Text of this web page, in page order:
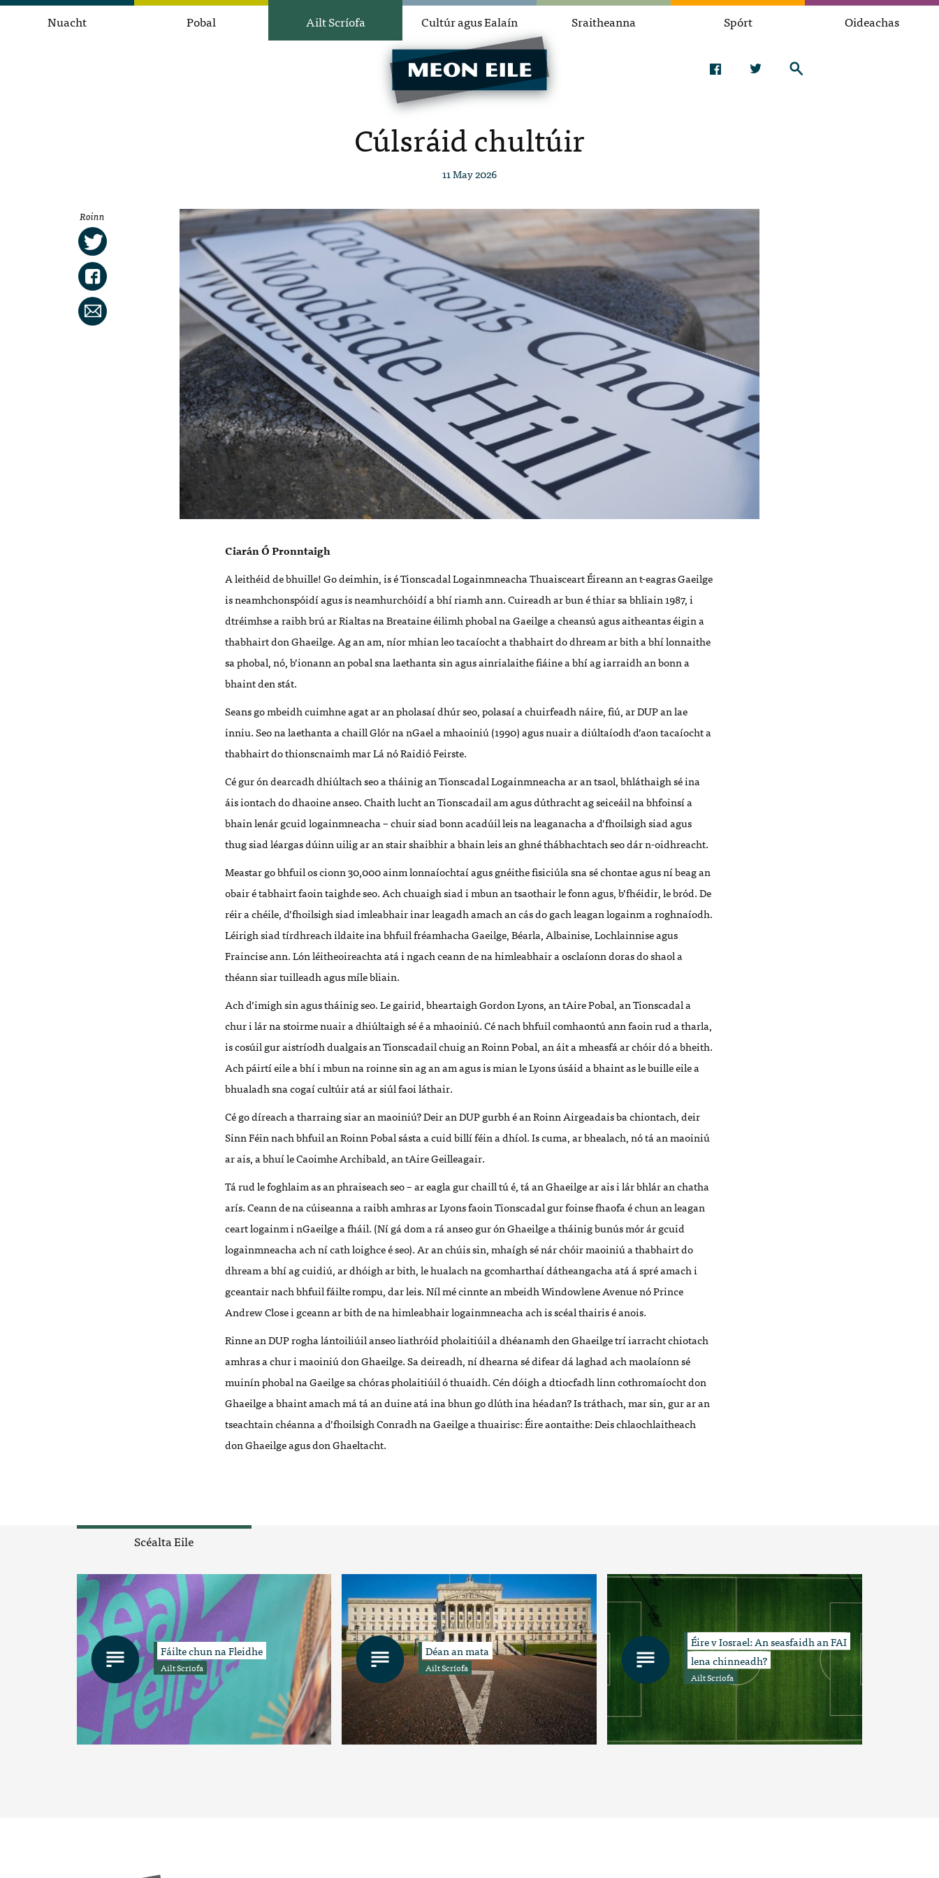
Nuacht Pobal Ailt Scríofa Cultúr agus Ealaín Sraitheanna Spórt Oideachas
Cúlsráid chultúir
11 May 2026
Roinn
Ciarán Ó Pronntaigh
A leithéid de bhuille! Go deimhin, is é Tionscadal Logainmneacha Thuaisceart Éireann an t-eagras Gaeilge
is neamhchonspóidí agus is neamhurchóidí a bhí riamh ann. Cuireadh ar bun é thiar sa bhliain 1987, i
dtréimhse a raibh brú ar Rialtas na Breataine éilimh phobal na Gaeilge a cheansú agus aitheantas éigin a
thabhairt don Ghaeilge. Ag an am, níor mhian leo tacaíocht a thabhairt do dhream ar bith a bhí lonnaithe
sa phobal, nó, b’ionann an pobal sna laethanta sin agus ainrialaithe fiáine a bhí ag iarraidh an bonn a
bhaint den stát.
Seans go mbeidh cuimhne agat ar an pholasaí dhúr seo, polasaí a chuirfeadh náire, fiú, ar DUP an lae
inniu. Seo na laethanta a chaill Glór na nGael a mhaoiniú (1990) agus nuair a diúltaíodh d’aon tacaíocht a
thabhairt do thionscnaimh mar Lá nó Raidió Feirste.
Cé gur ón dearcadh dhiúltach seo a tháinig an Tionscadal Logainmneacha ar an tsaol, bhláthaigh sé ina
áis iontach do dhaoine anseo. Chaith lucht an Tionscadail am agus dúthracht ag seiceáil na bhfoinsí a
bhain lenár gcuid logainmneacha – chuir siad bonn acadúil leis na leaganacha a d’fhoilsigh siad agus
thug siad léargas dúinn uilig ar an stair shaibhir a bhain leis an ghné thábhachtach seo dár n-oidhreacht.
Meastar go bhfuil os cionn 30,000 ainm lonnaíochtaí agus gnéithe fisiciúla sna sé chontae agus ní beag an
obair é tabhairt faoin taighde seo. Ach chuaigh siad i mbun an tsaothair le fonn agus, b’fhéidir, le bród. De
réir a chéile, d’fhoilsigh siad imleabhair inar leagadh amach an cás do gach leagan logainm a roghnaíodh.
Léirigh siad tírdhreach ildaite ina bhfuil fréamhacha Gaeilge, Béarla, Albainise, Lochlainnise agus
Fraincise ann. Lón léitheoireachta atá i ngach ceann de na himleabhair a osclaíonn doras do shaol a
théann siar tuilleadh agus míle bliain.
Ach d’imigh sin agus tháinig seo. Le gairid, bheartaigh Gordon Lyons, an tAire Pobal, an Tionscadal a
chur i lár na stoirme nuair a dhiúltaigh sé é a mhaoiniú. Cé nach bhfuil comhaontú ann faoin rud a tharla,
is cosúil gur aistríodh dualgais an Tionscadail chuig an Roinn Pobal, an áit a mheasfá ar chóir dó a bheith.
Ach páirtí eile a bhí i mbun na roinne sin ag an am agus is mian le Lyons úsáid a bhaint as le buille eile a
bhualadh sna cogaí cultúir atá ar siúl faoi láthair.
Cé go díreach a tharraing siar an maoiniú? Deir an DUP gurbh é an Roinn Airgeadais ba chiontach, deir
Sinn Féin nach bhfuil an Roinn Pobal sásta a cuid billí féin a dhíol. Is cuma, ar bhealach, nó tá an maoiniú
ar ais, a bhuí le Caoimhe Archibald, an tAire Geilleagair.
Tá rud le foghlaim as an phraiseach seo – ar eagla gur chaill tú é, tá an Ghaeilge ar ais i lár bhlár an chatha
arís. Ceann de na cúiseanna a raibh amhras ar Lyons faoin Tionscadal gur foinse fhaofa é chun an leagan
ceart logainm i nGaeilge a fháil. (Ní gá dom a rá anseo gur ón Ghaeilge a tháinig bunús mór ár gcuid
logainmneacha ach ní cath loighce é seo). Ar an chúis sin, mhaígh sé nár chóir maoiniú a thabhairt do
dhream a bhí ag cuidiú, ar dhóigh ar bith, le hualach na gcomharthaí dátheangacha atá á spré amach i
gceantair nach bhfuil fáilte rompu, dar leis. Níl mé cinnte an mbeidh Windowlene Avenue nó Prince
Andrew Close i gceann ar bith de na himleabhair logainmneacha ach is scéal thairis é anois.
Rinne an DUP rogha lántoiliúil anseo liathróid pholaitiúil a dhéanamh den Ghaeilge trí iarracht chiotach
amhras a chur i maoiniú don Ghaeilge. Sa deireadh, ní dhearna sé difear dá laghad ach maolaíonn sé
muinín phobal na Gaeilge sa chóras pholaitiúil ó thuaidh. Cén dóigh a dtiocfadh linn cothromaíocht don
Ghaeilge a bhaint amach má tá an duine atá ina bhun go dlúth ina héadan? Is tráthach, mar sin, gur ar an
tseachtain chéanna a d’fhoilsigh Conradh na Gaeilge a thuairisc: Éire aontaithe: Deis chlaochlaitheach
don Ghaeilge agus don Ghaeltacht.
Scéalta Eile
Fáilte chun na Fleidhe
Ailt Scríofa
Déan an mata
Ailt Scríofa
Éire v Iosrael: An seasfaidh an FAI
lena chinneadh?
Ailt Scríofa